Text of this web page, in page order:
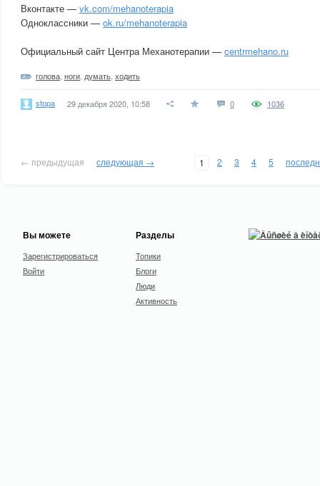
Вконтакте — vk.com/mehanoterapia
Одноклассники — ok.ru/mehanoterapia
Официальный сайт Центра Механотерапии — centrmehano.ru
голова ноги думать ходить
stopa 29 декабря 2020, 10:58 0 1036
← предыдущая следующая → 1 2 3 4 5
Вы можете
Зарегистрироваться
Войти
Разделы
Топики
Блоги
Люди
Активность